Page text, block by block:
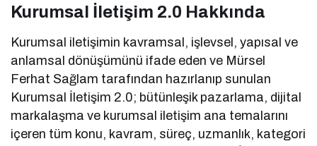
Kurumsal İletişim 2.0 Hakkında
Kurumsal iletişimin kavramsal, işlevsel, yapısal ve
anlamsal dönüşümünü ifade eden ve Mürsel
Ferhat Sağlam tarafından hazırlanıp sunulan
Kurumsal İletişim 2.0; bütünleşik pazarlama, dijital
markalaşma ve kurumsal iletişim ana temalarını
içeren tüm konu, kavram, süreç, uzmanlık, kategori